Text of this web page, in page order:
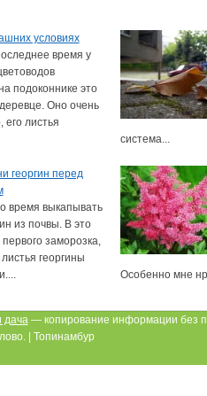
условиях
время у
подоконнике это
Оно очень
его листья
система...
георгин перед
время выкапывать
из почвы. В это
заморозка,
георгины
Особенно мне
дача — копирование информации без
| Топинамбур